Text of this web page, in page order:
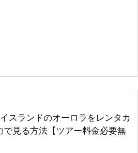
スランドのオーロラをレンタカ
で見る方法【ツアー料金必要無